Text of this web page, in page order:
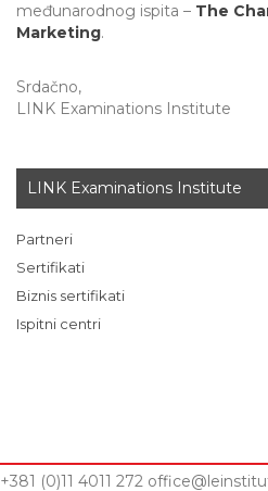
međunarodnog ispita – The
Marketing.
Srdačno,
LINK Examinations Institute
LINK Examinations Institute
Partneri
Sertifikati
Biznis sertifikati
Ispitni centri
+381 (0)11 4011 272